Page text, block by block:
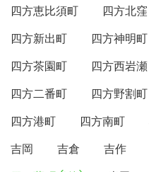
四方恵比須町
四方北窪
四方新出町
四方神明町
四方茶園町
四方西岩瀬
四方二番町
四方野割町
四方港町
四方南町
吉岡
吉倉 吉作